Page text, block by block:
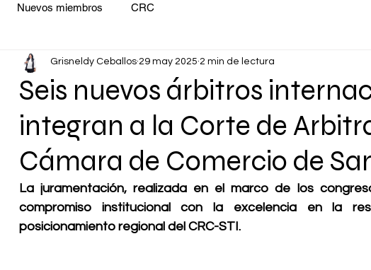
Nuevos miembros CRC
Seis nuevos árbitros
integran a la Corte de
Cámara de Comercio de
Grisneldy Ceballos 29 may 2025 2 min de lectura
La juramentación, realizada en el marco de los
compromiso institucional con la excelencia en la
posicionamiento regional del CRC-STI.